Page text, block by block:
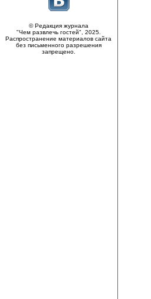
© Редакция журнала
"Чем развлечь гостей", 2025.
Распространение материалов сайта
без письменного разрешения
запрещено.